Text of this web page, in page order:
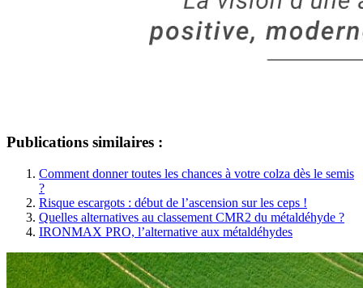
Publications similaires :
Comment donner toutes les chances à votre colza dès le semis
?
Risque escargots : début de l’ascension sur les ceps !
Quelles alternatives au classement CMR2 du métaldéhyde ?
IRONMAX PRO, l’alternative aux métaldéhydes